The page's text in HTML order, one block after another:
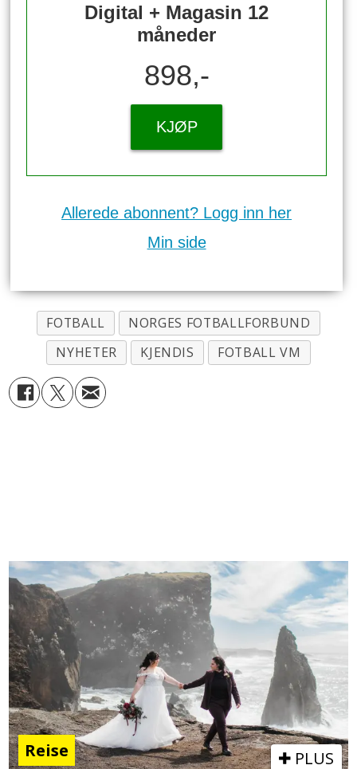
Digital + Magasin 12
måneder
898,-
KJØP
Allerede abonnent? Logg inn her
Min side
FOTBALL
NORGES FOTBALLFORBUND
NYHETER
KJENDIS FOTBALL VM
Reise PLUS